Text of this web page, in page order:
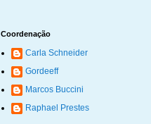
Coordenação
Carla Schneider
Gordeeff
Marcos Buccini
Raphael Prestes